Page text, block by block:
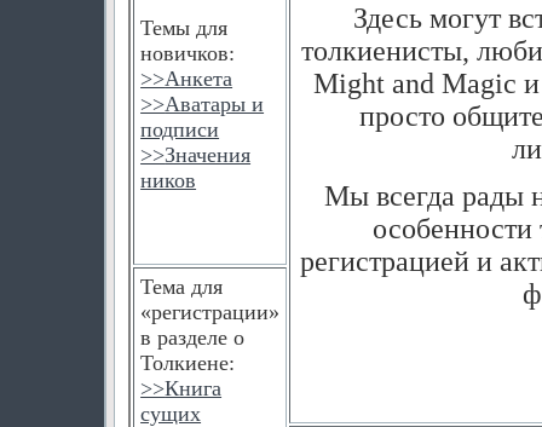
Темы для
новичков:
>>Анкета
>>Аватары и
подписи
>>Значения
ников
Здесь могут
толкиенисты,
Might and Magic
просто
Мы всегда рады
особенности
регистрацией и
Тема для
«регистрации»
в разделе о
Толкиене:
>>Книга
сущих